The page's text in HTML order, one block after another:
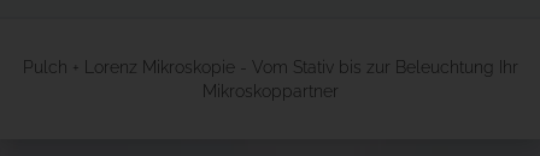
Pulch + Lorenz Mikroskopie - Vom Stativ bis zur Beleuchtung Ihr
Mikroskoppartner